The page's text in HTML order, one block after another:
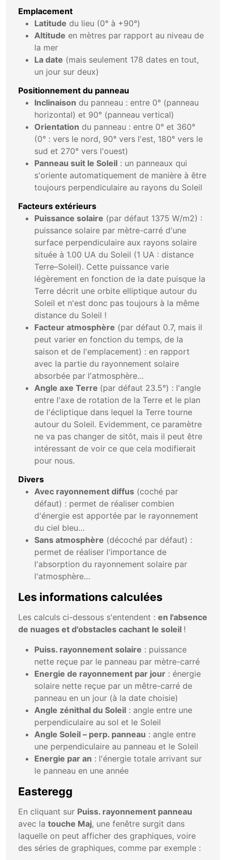
Emplacement
Latitude du lieu (0° à +90°)
Altitude en mètres par rapport au niveau de
la mer
La date (mais seulement 178 dates en tout,
un jour sur deux)
Positionnement du panneau
Inclinaison du panneau : entre 0° (panneau
horizontal) et 90° (panneau vertical)
Orientation du panneau : entre 0° et 360°
(0° : vers le nord, 90° vers l'est, 180° vers le
sud et 270° vers l'ouest)
Panneau suit le Soleil : un panneaux qui
s'oriente automatiquement de manière à être
toujours perpendiculaire au rayons du Soleil
Facteurs extérieurs
Puissance solaire (par défaut 1375 W/m2) :
puissance solaire par mètre-carré d'une
surface perpendiculaire aux rayons solaire
située à 1.00 UA du Soleil (1 UA : distance
Terre–Soleil). Cette puissance varie
légèrement en fonction de la date puisque la
Terre décrit une orbite elliptique autour du
Soleil et n'est donc pas toujours à la même
distance du Soleil !
Facteur atmosphère (par défaut 0.7, mais il
peut varier en fonction du temps, de la
saison et de l'emplacement) : en rapport
avec la partie du rayonnement solaire
absorbée par l'atmosphère…
Angle axe Terre (par défaut 23.5°) : l'angle
entre l'axe de rotation de la Terre et le plan
de l'écliptique dans lequel la Terre tourne
autour du Soleil. Evidemment, ce paramètre
ne va pas changer de sitôt, mais il peut être
intéressant de voir ce que cela modifierait
pour nous.
Divers
Avec rayonnement diffus (coché par
défaut) : permet de réaliser combien
d'énergie est apportée par le rayonnement
du ciel bleu…
Sans atmosphère (décoché par défaut) :
permet de réaliser l'importance de
l'absorption du rayonnement solaire par
l'atmosphère…
Les informations calculées
Les calculs ci-dessous s'entendent : en l'absence
de nuages et d'obstacles cachant le soleil !
Puiss. rayonnement solaire : puissance
nette reçue par le panneau par mètre-carré
Energie de rayonnement par jour : énergie
solaire nette reçue par un mêtre-carré de
panneau en un jour (à la date choisie)
Angle zénithal du Soleil : angle entre une
perpendiculaire au sol et le Soleil
Angle Soleil – perp. panneau : angle entre
une perpendiculaire au panneau et le Soleil
Energie par an : l'énergie totale arrivant sur
le panneau en une année
Easteregg
En cliquant sur Puiss. rayonnement panneau
avec la touche Maj, une fenêtre surgit dans
laquelle on peut afficher des graphiques, voire
des séries de graphiques, comme par exemple :